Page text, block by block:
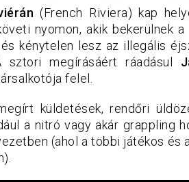
(French Riviera) kap
nyomon, akik bekerülnek a
kénytelen lesz az illegális
sztori megírásáért ráadásul
felel.
küldetések, rendőri
a nitró vagy akár grappling
(ahol a többi játékos és